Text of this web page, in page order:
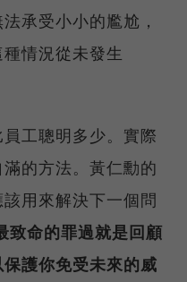
承受小小的尷尬，
情況從未發生
工聰明多少。實際
的方法。黃仁勳的
用來解決下一個問
致命的罪過就是回顧
護你免受未來的威